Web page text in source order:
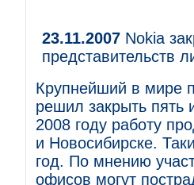
23.11.2007 Nokia
представительств
Крупнейший в мире
решил закрыть пять
2008 году работу
и Новосибирске.
год. По мнению
офисов могут